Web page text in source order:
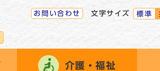
お問い合わせ 文字サイズ 標準
介護・福祉